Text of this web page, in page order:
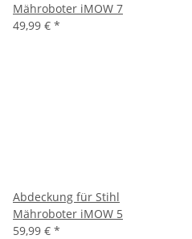
Mähroboter iMOW 7
49,99 € *
Abdeckung für Stihl
Mähroboter iMOW 5
59,99 € *